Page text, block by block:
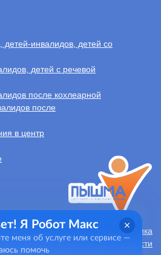
Я Робот Макс
меня об услуге или сервисе —
помочь